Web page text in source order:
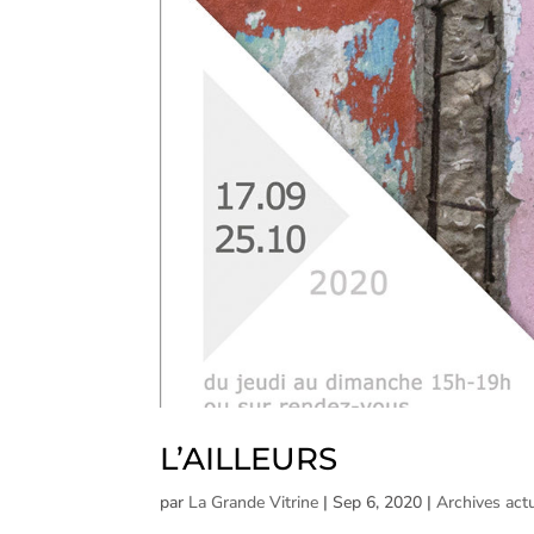
L’AILLEURS
par La Grande Vitrine |Sep 6, 2020 |Archives